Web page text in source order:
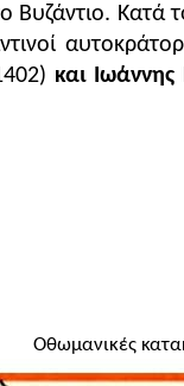
Βυζάντιο. Κατά
και
Οθωμανικές